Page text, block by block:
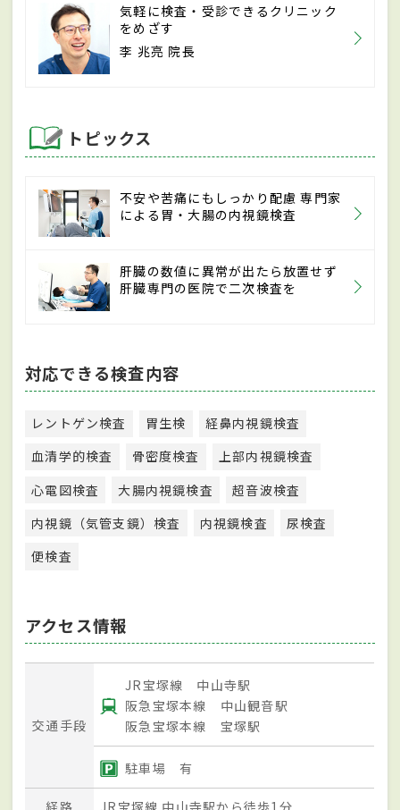
気軽に検査・受診できるクリニック
をめざす
李 兆亮 院長
トピックス
不安や苦痛にもしっかり配慮 専門家
による胃・大腸の内視鏡検査
肝臓の数値に異常が出たら放置せず
肝臓専門の医院で二次検査を
対応できる検査内容
レントゲン検査 胃生検
経鼻内視鏡検査
血清学的検査
骨密度検査
上部内視鏡検査
心電図検査
大腸内視鏡検査
超音波検査
内視鏡（気管支鏡）検査
内視鏡検査
尿検査
便検査
アクセス情報
交通手段
JR宝塚線 中山寺駅
阪急宝塚本線 中山観音駅
阪急宝塚本線 宝塚駅
駐車場 有
経路 JR宝塚線 中山寺駅から徒歩1分